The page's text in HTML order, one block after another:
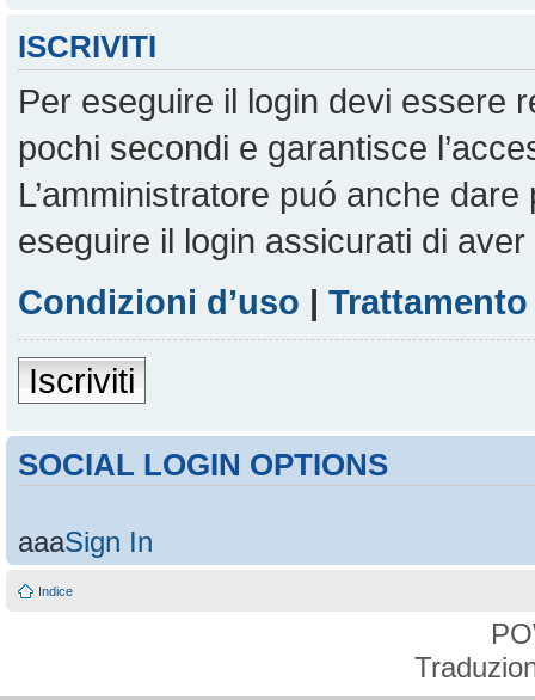
ISCRIVITI
Per eseguire il login devi essere
pochi secondi e garantisce
L’amministratore puó anche
eseguire il login assicurati di
Condizioni d’uso |
Iscriviti
SOCIAL LOGIN OPTIONS
aaaSign In
Indice